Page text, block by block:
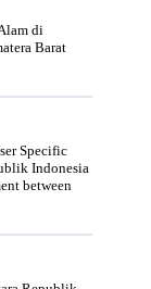
di
Barat
Specific
Indonesia
between